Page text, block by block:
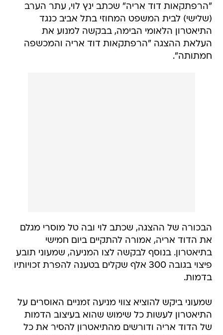
"הרפתקאות דוד אריה" שכתב ינץ לוי, עתר הערב
(שלישי) לבית המשפט המחוזי בתל אביב כנגד
התיאטרון הלאומי הבימה, בבקשה למנוע את
העלאת ההצגה "הרפתקאות דוד אריה והמכשפה
חמתותה".
הבכורה של ההצגה, שכתב לוי ובה טל מוסרי מגלם
את הדוד אריה, אמורה להתקיים ביום חמישי
בתיאטרון. בנוסף לבקשה לצו המניעה, שמעוני תובע
פיצוי בגובה 300 אלף שקלים בטענה להפרת זכויותיו
בדמות.
שמעוני ביקש להוציא צווי מניעה זמניים האוסרים על
התיאטרון לעשות כל שימוש שהוא בעיצוב הדמות
של הדוד אריה ודורשים מהתיאטרון להסיר את כל